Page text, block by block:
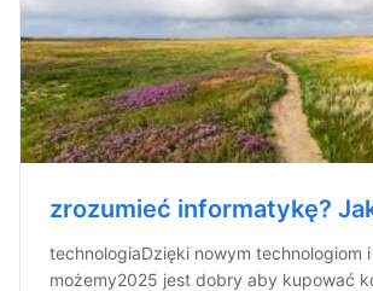
zrozumieć informatykę?
technologiaDzięki nowym technologiom
możemy2025 jest dobry aby kupować